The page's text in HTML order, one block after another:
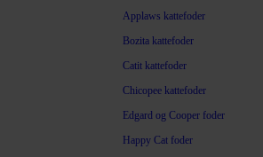
Applaws kattefoder
Bozita kattefoder
Catit kattefoder
Chicopee kattefoder
Edgard og Cooper foder
Happy Cat foder